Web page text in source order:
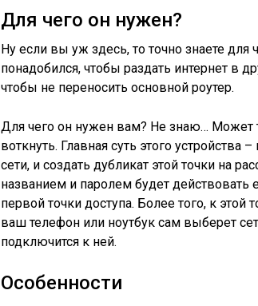
Для чего он нужен?
Ну если вы уж здесь, то точно знаете
понадобился, чтобы раздать интернет в
чтобы не переносить основной роутер.
Для чего он нужен вам? Не знаю…
воткнуть. Главная суть этого
сети, и создать дубликат этой точки на
названием и паролем будет действовать
первой точки доступа. Более того, к
ваш телефон или ноутбук сам выберет
подключится к ней.
Особенности